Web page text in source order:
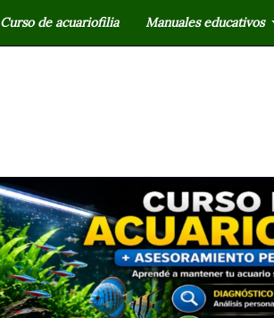
Curso de acuariofilia Manuales educativos